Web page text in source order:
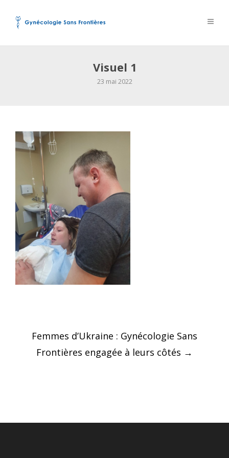
Visuel 1
23 mai 2022
Post
navigation
Femmes d’Ukraine : Gynécologie Sans
Frontières engagée à leurs côtés →